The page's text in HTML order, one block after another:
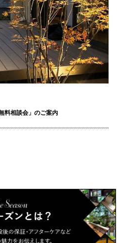
料相談会」のご案内